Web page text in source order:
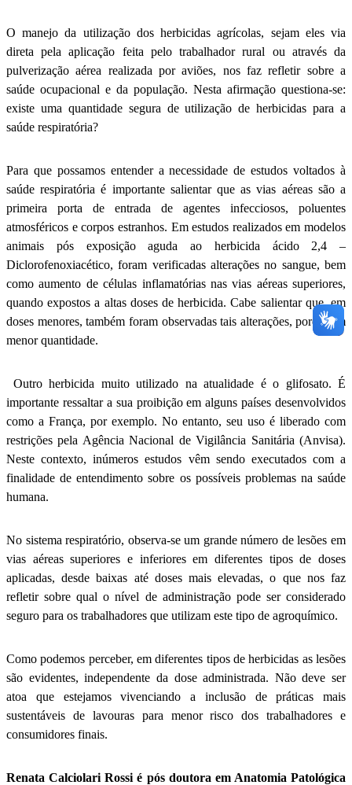
O manejo da utilização dos herbicidas agrícolas, sejam eles via
direta pela aplicação feita pelo trabalhador rural ou através da
pulverização aérea realizada por aviões, nos faz refletir sobre a
saúde ocupacional e da população. Nesta afirmação questiona-se:
existe uma quantidade segura de utilização de herbicidas para a
saúde respiratória?
Para que possamos entender a necessidade de estudos voltados à
saúde respiratória é importante salientar que as vias aéreas são a
primeira porta de entrada de agentes infecciosos, poluentes
atmosféricos e corpos estranhos. Em estudos realizados em modelos
animais pós exposição aguda ao herbicida ácido 2,4 –
Diclorofenoxiacético, foram verificadas alterações no sangue, bem
como aumento de células inflamatórias nas vias aéreas superiores,
quando expostos a altas doses de herbicida. Cabe salientar que, em
doses menores, também foram observadas tais alterações, porém em
menor quantidade.
Outro herbicida muito utilizado na atualidade é o glifosato. É
importante ressaltar a sua proibição em alguns países desenvolvidos
como a França, por exemplo. No entanto, seu uso é liberado com
restrições pela Agência Nacional de Vigilância Sanitária (Anvisa).
Neste contexto, inúmeros estudos vêm sendo executados com a
finalidade de entendimento sobre os possíveis problemas na saúde
humana.
No sistema respiratório, observa-se um grande número de lesões em
vias aéreas superiores e inferiores em diferentes tipos de doses
aplicadas, desde baixas até doses mais elevadas, o que nos faz
refletir sobre qual o nível de administração pode ser considerado
seguro para os trabalhadores que utilizam este tipo de agroquímico.
Como podemos perceber, em diferentes tipos de herbicidas as lesões
são evidentes, independente da dose administrada. Não deve ser
atoa que estejamos vivenciando a inclusão de práticas mais
sustentáveis de lavouras para menor risco dos trabalhadores e
consumidores finais.
Renata Calciolari Rossi é pós doutora em Anatomia Patológica